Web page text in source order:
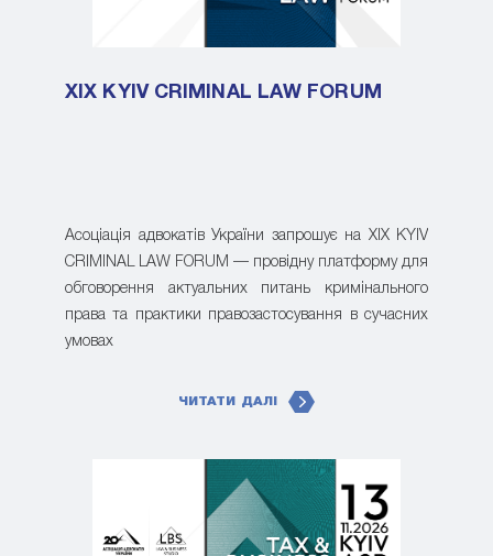
XIX KYIV CRIMINAL LAW FORUM
Асоціація адвокатів України запрошує на XIX KYIV
CRIMINAL LAW FORUM — провідну платформу для
обговорення актуальних питань кримінального
права та практики правозастосування в сучасних
умовах
ЧИТАТИ ДАЛІ